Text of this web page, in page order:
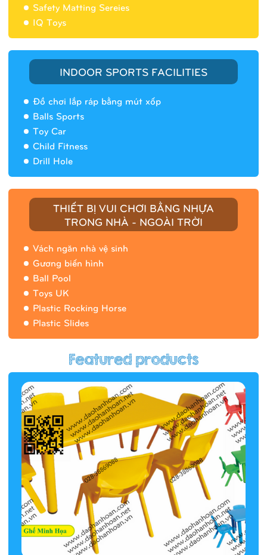
Safety Matting Sereies
IQ Toys
INDOOR SPORTS FACILITIES
Đồ chơi lắp ráp bằng mút xốp
Balls Sports
Toy Car
Child Fitness
Drill Hole
THIẾT BỊ VUI CHƠI BẰNG NHỰA
TRONG NHÀ - NGOÀI TRỜI
Vách ngăn nhà vệ sinh
Gương biến hình
Ball Pool
Toys UK
Plastic Rocking Horse
Plastic Slides
(Tiếng Việt) Nhà banh 9H5408
(Tiếng Việt) Hàng rào/nhà banh 9H5412